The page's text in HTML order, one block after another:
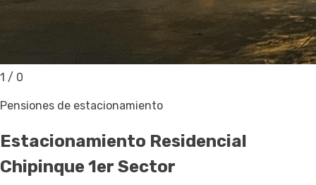
1 / 0
Pensiones de estacionamiento
Estacionamiento Residencial
Chipinque 1er Sector